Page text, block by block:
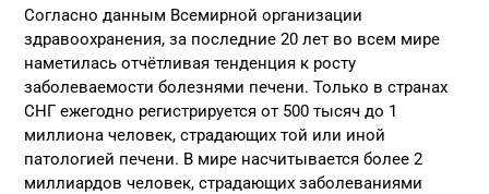
Согласно данным Всемирной организации
здравоохранения, за последние 20 лет во всем мире
наметилась отчётливая тенденция к росту
заболеваемости болезнями печени. Только в странах
СНГ ежегодно регистрируется от 500 тысяч до 1
миллиона человек, страдающих той или иной
патологией печени. В мире насчитывается более 2
миллиардов человек, страдающих заболеваниями